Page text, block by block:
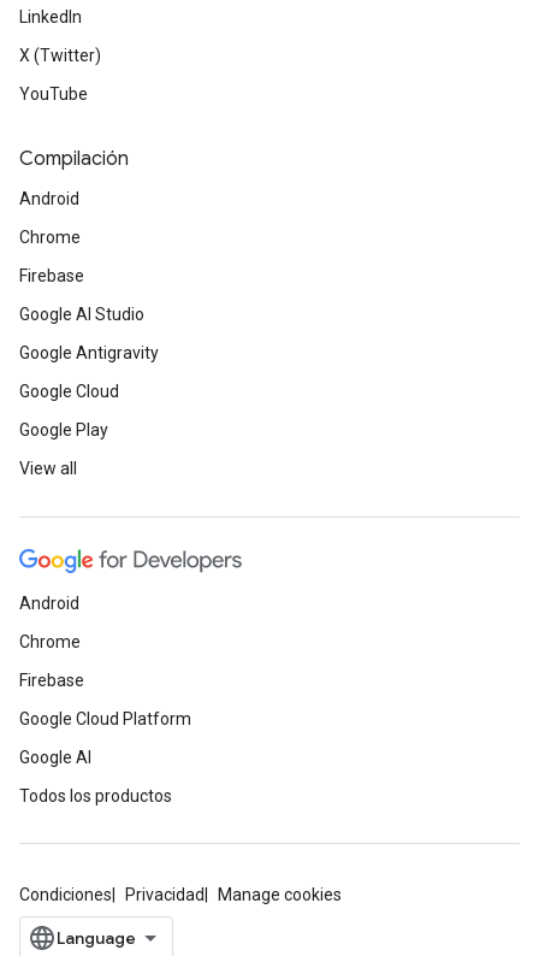
LinkedIn
X (Twitter)
YouTube
Compilación
Android
Chrome
Firebase
Google AI Studio
Google Antigravity
Google Cloud
Google Play
View all
Android
Chrome
Firebase
Google Cloud Platform
Google AI
Todos los productos
Condiciones Privacidad Manage cookies